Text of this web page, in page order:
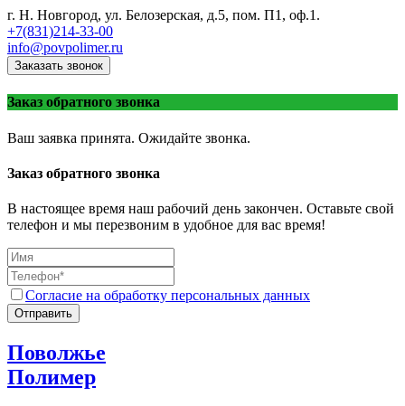
г. Н. Новгород, ул. Белозерская, д.5, пом. П1, оф.1.
+7(831)214-33-00
info@povpolimer.ru
Заказать звонок
Заказ обратного звонка
Ваш заявка принята. Ожидайте звонка.
Заказ обратного звонка
В настоящее время наш рабочий день закончен. Оставьте свой
телефон и мы перезвоним в удобное для вас время!
Согласие на обработку персональных данных
Отправить
Поволжье
Полимер